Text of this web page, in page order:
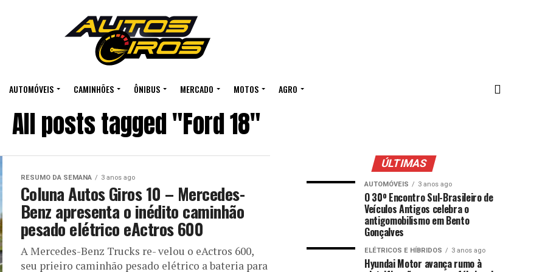
AUTOMÓVEIS CAMINHÕES ÔNIBUS MERCADO MOTOS AGRO
All posts tagged "Ford 18"
RESUMO DA SEMANA 3 anos ago
Coluna Autos Giros 10 – Mercedes-
Benz apresenta o inédito caminhão
pesado elétrico eActros 600
A Mercedes-Benz Trucks re- velou o eActros 600,
seu prieiro caminhão pesado elétrico a bateria para
ÚLTIMAS
AUTOMÓVEIS 3 anos ago
O 30º Encontro Sul-Brasileiro de
Veículos Antigos celebra o
antigomobilismo em Bento
Gonçalves
ELÉTRICOS E HÍBRIDOS 3 anos ago
Hyundai Motor avança rumo à